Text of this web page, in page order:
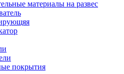
материалы на развес
покрытия